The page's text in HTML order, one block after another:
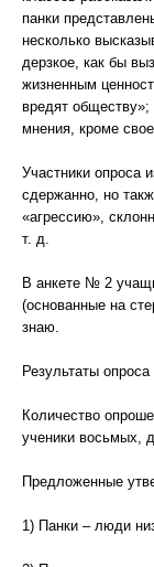
панки
несколько
дерзкое, как бы
жизненным
вредят
мнения, кроме
Участники опроса
сдержанно, но
«агрессию»,
т. д.
В анкете № 2
(основанные на
знаю.
Результаты
Количество
ученики восьмых,
Предложенные
1) Панки – люди